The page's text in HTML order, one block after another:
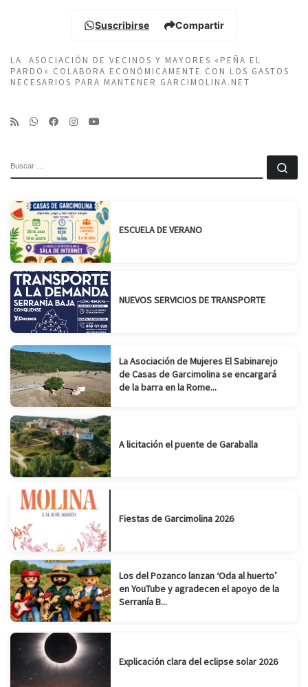
Suscribirse Compartir
LA ASOCIACIÓN DE VECINOS Y MAYORES «PEÑA EL
PARDO» COLABORA ECONÓMICAMENTE CON LOS GASTOS
NECESARIOS PARA MANTENER GARCIMOLINA.NET
ESCUELA DE VERANO
NUEVOS SERVICIOS DE TRANSPORTE
La Asociación de Mujeres El Sabinarejo
de Casas de Garcimolina se encargará
de la barra en la Rome...
A licitación el puente de Garaballa
Fiestas de Garcimolina 2026
Los del Pozanco lanzan ‘Oda al huerto’
en YouTube y agradecen el apoyo de la
Serranía B...
Explicación clara del eclipse solar 2026